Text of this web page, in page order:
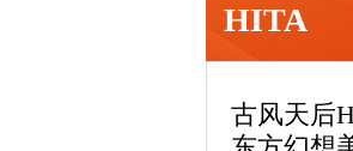
HITA
古风天后